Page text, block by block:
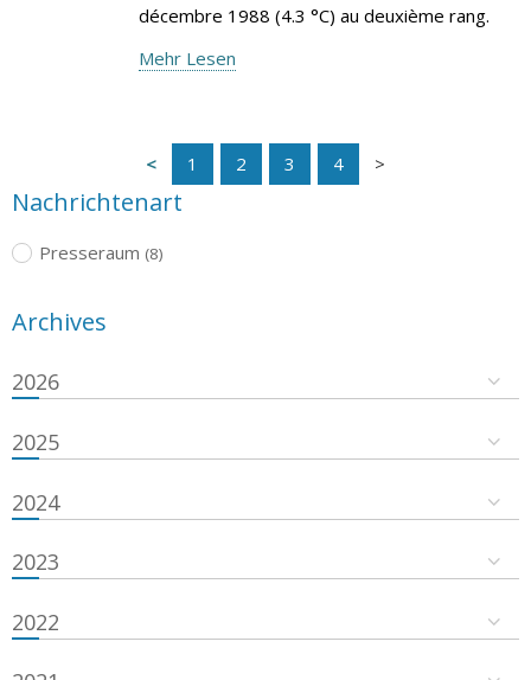
décembre 1988 (4.3 °C) au deuxième rang.
Mehr Lesen
1 2 3 4
Nachrichtenart
Presseraum (8)
Archives
2026
2025
2024
2023
2022